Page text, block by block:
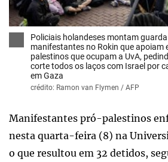
Policiais holandeses montam
manifestantes no Rokin que apoiam
palestinos que ocupam a UvA,
corte todos os laços com Israel por
em Gaza
crédito: Ramon van Flymen / AFP
Manifestantes pró-palestinos
nesta quarta-feira (8) na
o que resultou em 32 detidos,